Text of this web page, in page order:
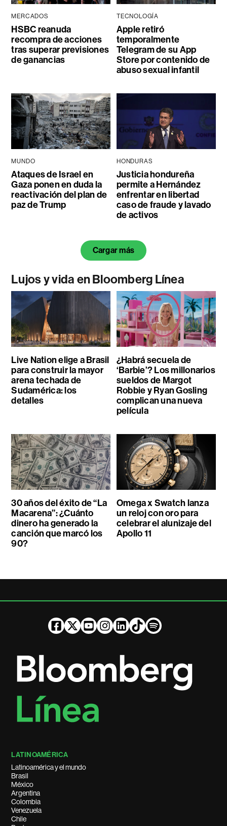
MERCADOS
HSBC reanuda
recompra de acciones
tras superar previsiones
de ganancias
TECNOLOGÍA
Apple retiró
temporalmente
Telegram de su App
Store por contenido de
abuso sexual infantil
MUNDO
Ataques de Israel en
Gaza ponen en duda la
reactivación del plan de
paz de Trump
HONDURAS
Justicia hondureña
permite a Hernández
enfrentar en libertad
caso de fraude y lavado
de activos
Cargar más
Lujos y vida en Bloomberg Línea
Live Nation elige a Brasil
para construir la mayor
arena techada de
Sudamérica: los
detalles
¿Habrá secuela de
‘Barbie’? Los millonarios
sueldos de Margot
Robbie y Ryan Gosling
complican una nueva
película
30 años del éxito de “La
Macarena”: ¿Cuánto
dinero ha generado la
canción que marcó los
90?
Omega x Swatch lanza
un reloj con oro para
celebrar el alunizaje del
Apollo 11
LATINOAMÉRICA
Latinoamérica y el mundo
Brasil
México
Argentina
Colombia
Venezuela
Chile